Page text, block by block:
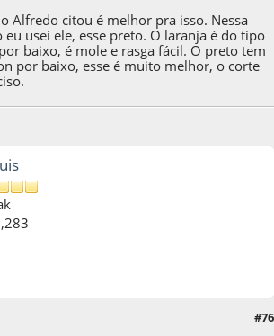
Alfredo citou é melhor pra isso. Nessa
eu usei ele, esse preto. O laranja é do tipo
baixo, é mole e rasga fácil. O preto tem
por baixo, esse é muito melhor, o corte
#76